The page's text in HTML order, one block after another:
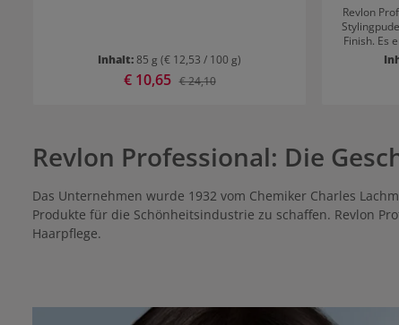
Inhalt:85 g (€ 12,53 / 100 g)
Verkaufspreis:
€ 10,65 Regulärer Preis:
€ 24,10
Revlon
Finish. Es
verleiht
am
Revlon Professional: Die
Das Unternehmen wurde 1932 vom Chemiker Charles
Produkte für die Schönheitsindustrie zu schaffen. Revlon
Haarpflege.